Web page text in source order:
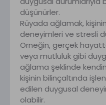
düşünürler.
Rüyada ağlamak,
deneyimleri ve stresli
Örneğin, gerçek
veya mutluluk gibi
ağlama şeklinde
kişinin bilinçaltında
edilen duygusal
olabilir.